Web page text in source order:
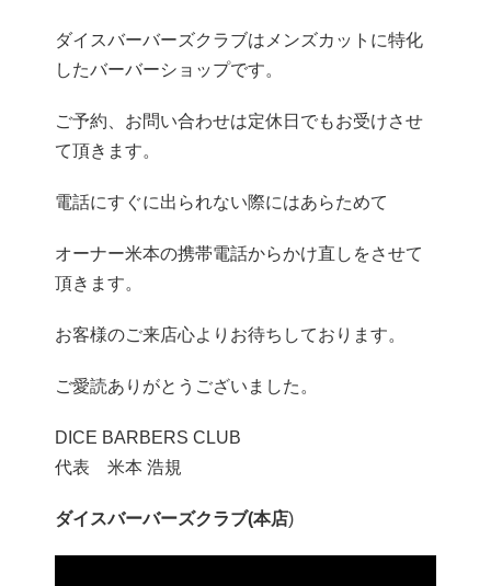
ダイスバーバーズクラブはメンズカットに特化
したバーバーショップです。
ご予約、お問い合わせは定休日でもお受けさせ
て頂きます。
電話にすぐに出られない際にはあらためて
オーナー米本の携帯電話からかけ直しをさせて
頂きます。
お客様のご来店心よりお待ちしております。
ご愛読ありがとうございました。
DICE BARBERS CLUB
代表 米本 浩規
ダイスバーバーズクラブ(本店)